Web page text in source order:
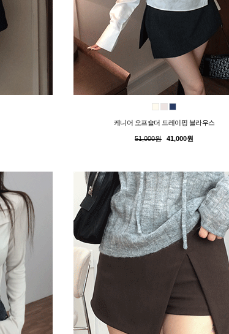
케니어 오프숄더 드레이핑 블라우스
51,000원 41,000원